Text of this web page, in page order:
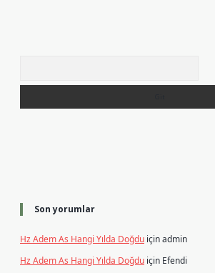
Son yorumlar
Hz Adem As Hangi Yılda Doğdu içinadmin
Hz Adem As Hangi Yılda Doğdu için Efendi